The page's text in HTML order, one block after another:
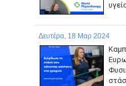
Δευτέρα, 18 Μαρ 2024